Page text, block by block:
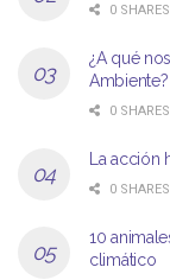
0 SHARES
¿A qué
Ambiente?
0 SHARES
La
0 SHARES
10
climático